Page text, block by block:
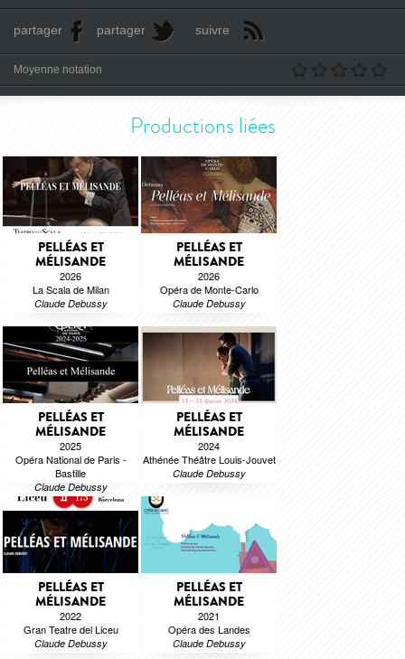
partager partager suivre
Moyenne notation
Productions liées
PELLÉAS ET
MÉLISANDE
2026
La Scala de Milan
Claude Debussy
PELLÉAS ET
MÉLISANDE
2026
Opéra de Monte-Carlo
Claude Debussy
PELLÉAS ET
MÉLISANDE
2025
Opéra National de Paris -
Bastille
Claude Debussy
PELLÉAS ET
MÉLISANDE
2024
Athénée Théâtre Louis-Jouvet
Claude Debussy
PELLÉAS ET
MÉLISANDE
2022
Gran Teatre del Liceu
Claude Debussy
PELLÉAS ET
MÉLISANDE
2021
Opéra des Landes
Claude Debussy